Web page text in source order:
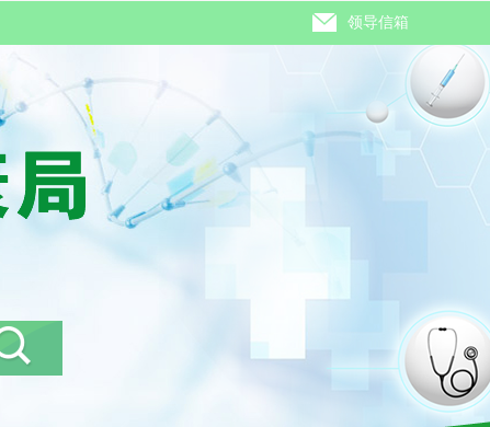
领导信箱